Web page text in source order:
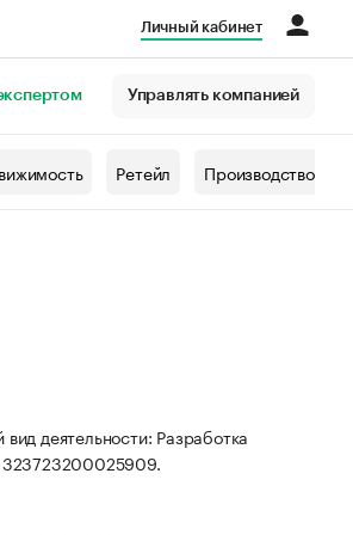
Личный кабинет
Управлять компанией
Ретейл Производство
деятельности: Разработка